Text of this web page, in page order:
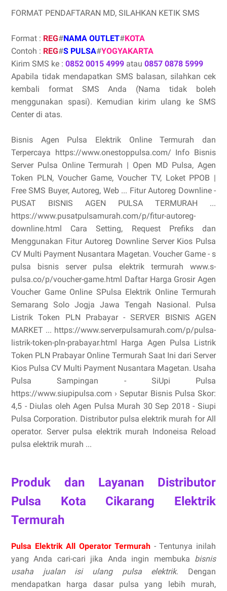
FORMAT PENDAFTARAN MD, SILAHKAN KETIK SMS
Format : REG#NAMA OUTLET#KOTA
Contoh : REG#S PULSA#YOGYAKARTA
Kirim SMS ke : 0852 0015 4999 atau 0857 0878 5999
Apabila tidak mendapatkan SMS balasan, silahkan cek
kembali format SMS Anda (Nama tidak boleh
menggunakan spasi). Kemudian kirim ulang ke SMS
Center di atas.
Bisnis Agen Pulsa Elektrik Online Termurah dan
Terpercaya https://www.onestoppulsa.com/ Info Bisnis
Server Pulsa Online Termurah | Open MD Pulsa, Agen
Token PLN, Voucher Game, Voucher TV, Loket PPOB |
Free SMS Buyer, Autoreg, Web ... Fitur Autoreg Downline -
PUSAT BISNIS AGEN PULSA TERMURAH ...
https://www.pusatpulsamurah.com/p/fitur-autoreg-
downline.html Cara Setting, Request Prefiks dan
Menggunakan Fitur Autoreg Downline Server Kios Pulsa
CV Multi Payment Nusantara Magetan. Voucher Game - s
pulsa bisnis server pulsa elektrik termurah www.s-
pulsa.co/p/voucher-game.html Daftar Harga Grosir Agen
Voucher Game Online SPulsa Elektrik Online Termurah
Semarang Solo Jogja Jawa Tengah Nasional. Pulsa
Listrik Token PLN Prabayar - SERVER BISNIS AGEN
MARKET ... https://www.serverpulsamurah.com/p/pulsa-
listrik-token-pln-prabayar.html Harga Agen Pulsa Listrik
Token PLN Prabayar Online Termurah Saat Ini dari Server
Kios Pulsa CV Multi Payment Nusantara Magetan. Usaha
Pulsa Sampingan - SiUpi Pulsa
https://www.siupipulsa.com › Seputar Bisnis Pulsa Skor:
4,5 - ‎Diulas oleh Agen Pulsa Murah 30 Sep 2018 - Siupi
Pulsa Corporation. Distributor pulsa elektrik murah for All
operator. Server pulsa elektrik murah Indoneisa Reload
pulsa elektrik murah ...
Produk dan Layanan Distributor
Pulsa Kota Cikarang Elektrik
Termurah
Pulsa Elektrik All Operator Termurah - Tentunya inilah
yang Anda cari-cari jika Anda ingin membuka bisnis
usaha jualan isi ulang pulsa elektrik. Dengan
mendapatkan harga dasar pulsa yang lebih murah,